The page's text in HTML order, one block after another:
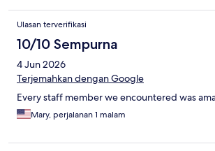
Ulasan terverifikasi
10/10 Sempurna
4 Jun 2026
Terjemahkan dengan Google
Every staff member we encountered was
Mary, perjalanan 1 malam